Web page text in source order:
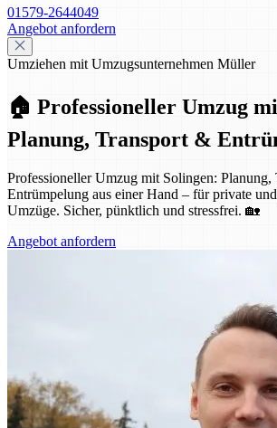
01579-2644049
Angebot anfordern
Umziehen mit Umzugsunternehmen Müller
🏠 Professioneller Umzug
Planung, Transport &
Professioneller Umzug mit Solingen: Planung,
Entrümpelung aus einer Hand – für private
Umzüge. Sicher, pünktlich und stressfrei. 🏡
Angebot anfordern